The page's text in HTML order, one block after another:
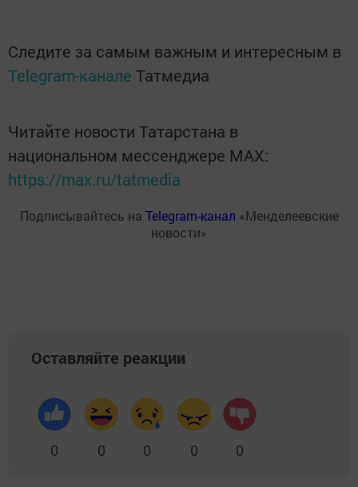
Следите за самым важным и интересным в
Telegram-канале Татмедиа
Читайте новости Татарстана в
национальном мессенджере MАХ:
https://max.ru/tatmedia
Подписывайтесь на Telegram-канал «Менделеевские
новости»
Оставляйте реакции
0 0 0 0 0